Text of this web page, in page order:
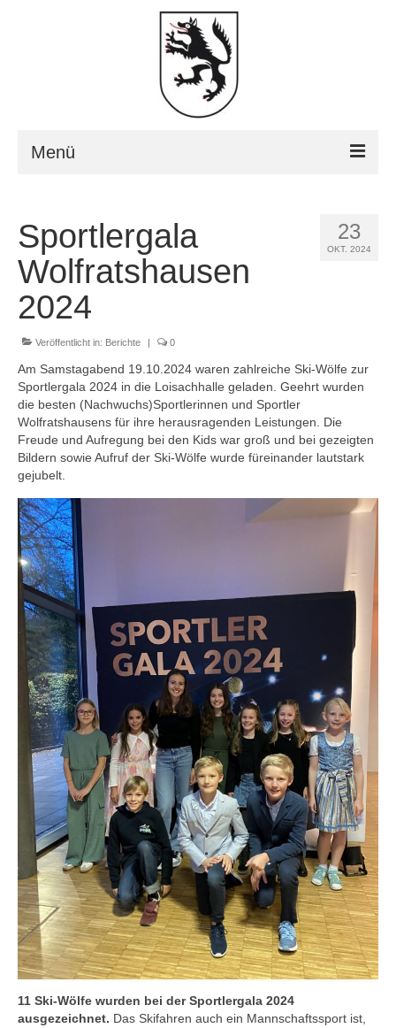
Menü
Über uns
Berichte
Bilder
Vereins- und Stadtmeisterschaft
23
OKT. 2024
Sportlergala
Wolfratshausen
2024
Veröffentlicht in: Berichte | 0
Am Samstagabend 19.10.2024 waren zahlreiche Ski-Wölfe zur
Sportlergala 2024 in die Loisachhalle geladen. Geehrt wurden
die besten (Nachwuchs)Sportlerinnen und Sportler
Wolfratshausens für ihre herausragenden Leistungen. Die
Freude und Aufregung bei den Kids war groß und bei gezeigten
Bildern sowie Aufruf der Ski-Wölfe wurde füreinander lautstark
gejubelt.
11 Ski-Wölfe wurden bei der Sportlergala 2024
ausgezeichnet. Das Skifahren auch ein Mannschaftssport ist,